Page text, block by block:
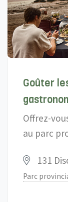
Goûter
Offrez-
au parc
131
Parc